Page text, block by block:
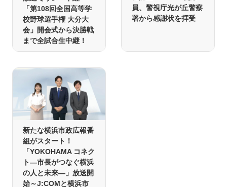
「第108回全国高等学
校野球選手権 大分大
会」開会式から決勝戦
まで全試合生中継！
員、警視庁光が丘警察
署から感謝状を拝受
新たな横浜市政広報番
組がスタート！
「YOKOHAMA コネク
ト―市長がつなぐ横浜
の人と未来―」放送開
始～J:COMと横浜市